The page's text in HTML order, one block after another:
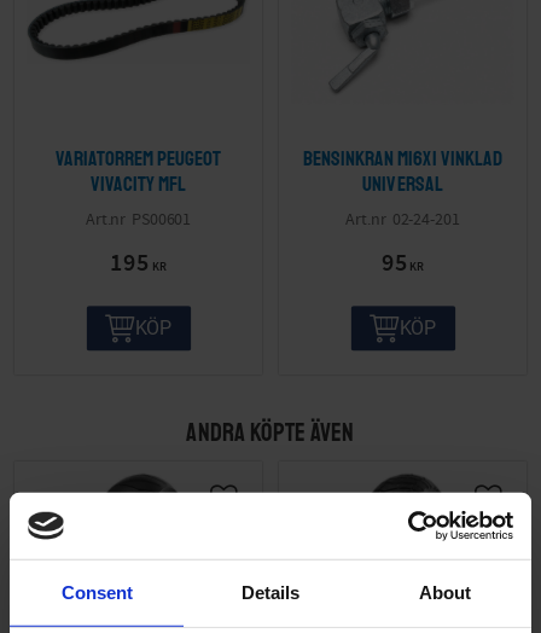
Consent Details About
Variatorrem Peugeot
Vivacity mfl
PS00601
195 KR
KÖP
Bensinkran M16x1 vinklad
Universal
02-24-201
95 KR
KÖP
ANDRA KÖPTE ÄVEN